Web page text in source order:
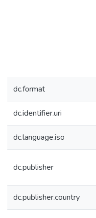
dc.format
dc.identifier.uri
dc.language.iso
dc.publisher
dc.publisher.country